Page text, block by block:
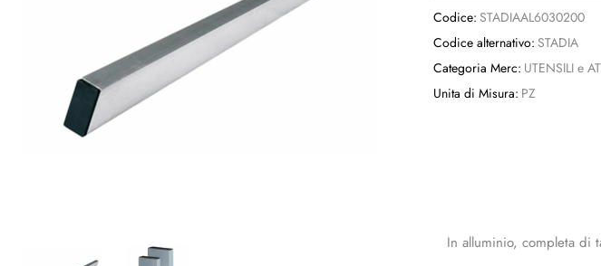
Codice: STADIAAL6030200
Codice alternativo: STADIA
Categoria Merc: UTENSILI e
Unita di Misura: PZ
In alluminio, completa di